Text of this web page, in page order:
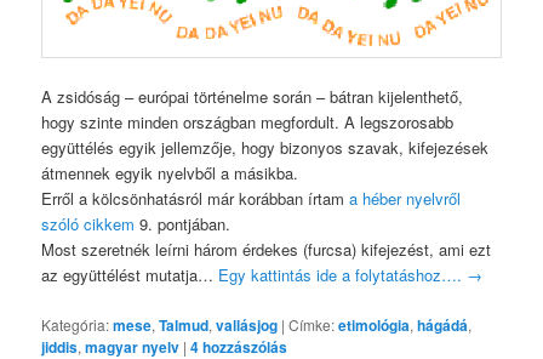
A zsidóság – európai történelme során – bátran kijelenthető,
hogy szinte minden országban megfordult. A legszorosabb
együttélés egyik jellemzője, hogy bizonyos szavak, kifejezések
átmennek egyik nyelvből a másikba.
Erről a kölcsönhatásról már korábban írtama héber nyelvről
szóló cikkem 9. pontjában.
Most szeretnék leírni három érdekes (furcsa) kifejezést, ami ezt
az együttélést mutatja… Egy kattintás ide a folytatáshoz…. →
Kategória:mese,Talmud,vallásjog |Címke:etimológia,hágádá,
jiddis,magyar nyelv |4hozzászólás